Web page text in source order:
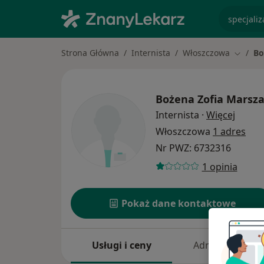
Strona Główna Internista Włoszczowa Zmień
Bożena Zofia
Internista · Więcej
Włoszczowa 1 adres
Nr PWZ: 6732316
1 opinia
Pokaż dane kontaktowe
Usługi i ceny Adresy